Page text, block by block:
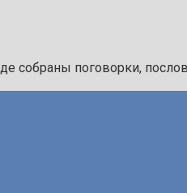
собраны поговорки,